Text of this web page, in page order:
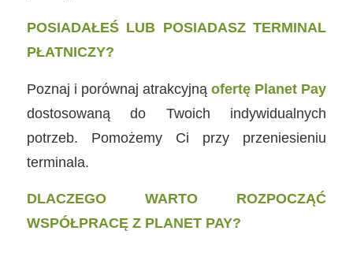
POSIADAŁEŚ LUB POSIADASZ TERMINAL
PŁATNICZY?
Poznaj i porównaj atrakcyjną ofertę Planet Pay
dostosowaną do Twoich indywidualnych
potrzeb. Pomożemy Ci przy przeniesieniu
terminala.
DLACZEGO WARTO ROZPOCZĄĆ
WSPÓŁPRACĘ Z PLANET PAY?